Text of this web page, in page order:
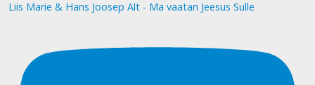
Liis Marie & Hans Joosep Alt - Ma vaatan Jeesus Sulle